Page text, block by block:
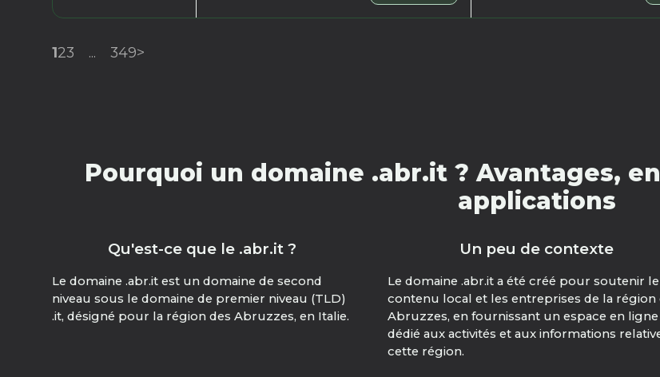
123 ... 349>
Pourquoi un domaine .abr.it ? Avantages,
applications
Qu'est-ce que le .abr.it ?
Le domaine .abr.it est un domaine de second
niveau sous le domaine de premier niveau (TLD)
.it, désigné pour la région des Abruzzes, en Italie.
Un peu de contexte
Le domaine .abr.it a été créé pour soutenir le
contenu local et les entreprises de la région
Abruzzes, en fournissant un espace en ligne
dédié aux activités et aux informations
cette région.